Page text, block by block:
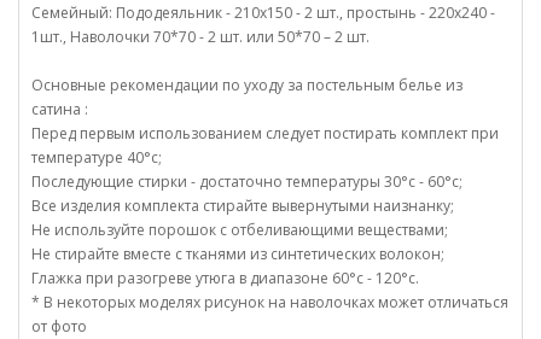
Семейный: Пододеяльник - 210х150 - 2 шт., простынь - 220х240 -
1шт., Наволочки 70*70 - 2 шт. или 50*70 – 2 шт.
Основные рекомендации по уходу за постельным белье из
сатина :
Перед первым использованием следует постирать комплект при
температуре 40°c;
Последующие стирки - достаточно температуры 30°c - 60°c;
Все изделия комплекта стирайте вывернутыми наизнанку;
Не используйте порошок с отбеливающими веществами;
Не стирайте вместе с тканями из синтетических волокон;
Глажка при разогреве утюга в диапазоне 60°c - 120°c.
* В некоторых моделях рисунок на наволочках может отличаться
от фото